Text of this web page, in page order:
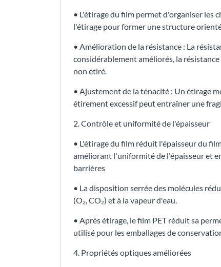
• L'étirage du film permet d'organiser les
l'étirage pour former une structure
• Amélioration de la résistance : La
considérablement améliorés, la
non étiré.
• Ajustement de la ténacité : Un étirage
étirement excessif peut entraîner une
2. Contrôle et uniformité de l'épaisseur
• L'étirage du film réduit l'épaisseur du
améliorant l'uniformité de l'épaisseur et
barrières
• La disposition serrée des molécules
(O₂, CO₂) et à la vapeur d'eau.
• Après étirage, le film PET réduit sa
utilisé pour les emballages de
4. Propriétés optiques améliorées